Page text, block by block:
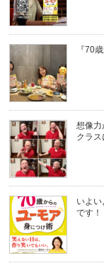
『70
想像
クラス
いよ
です！